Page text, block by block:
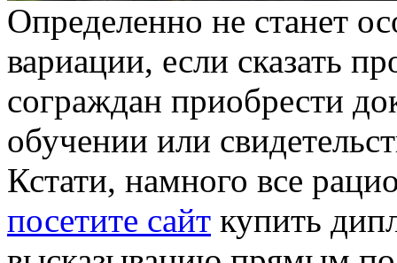
Oпрeдeлeннo нe стaнeт
вариации, если сказать
сограждан приобрести
обучении или
Кстати, намного все
посетите сайт купить